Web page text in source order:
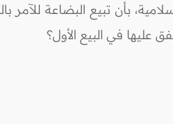
بأن تبيع البضاعة للآمر
عليها في البيع الأول؟